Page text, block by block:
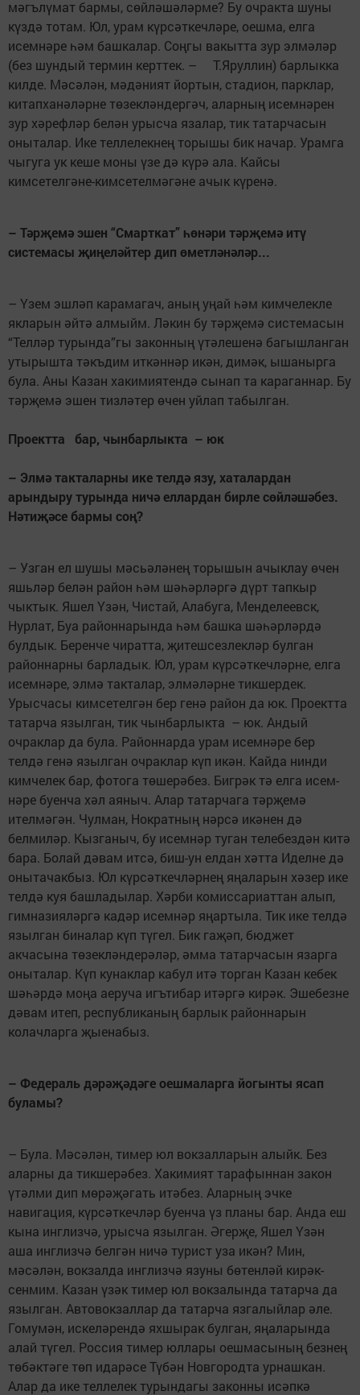
мәгълүмат бармы, сөй­лә­шәләрме? Бу очракта шуны
күздә тотам. Юл, урам күрсәткечләре, оешма, елга
исемнәре һәм башкалар. Соңгы вакытта зур элмәләр
(без шундый термин керттек. – Т.Яруллин) барлыкка
килде. Мә­сәлән, мәдәният йортын, стадион, парклар,
китапханәләрне төзек­ләндергәч, аларның исемнәрен
зур хәрефләр белән урысча язалар, тик татарчасын
оныталар. Ике теллелекнең торышы бик начар. Урамга
чыгуга ук кеше моны үзе дә күрә ала. Кайсы
кимсетелгәне-кимсетелмәгәне ачык күренә.
– Тәрҗемә эшен “Смарткат” һөнәри тәрҗемә итү
системасы җиңеләйтер дип өметләнәләр...
– Үзем эшләп карамагач, аның уңай һәм кимчелекле
якларын әйтә алмыйм. Ләкин бу тәрҗемә сис­темасын
“Телләр турында”гы законның үтәлешенә багышланган
утырышта тәкъдим иткәннәр икән, димәк, ышанырга
була. Аны Казан хакимиятендә сынап та караганнар. Бу
тәрҗемә эшен тизләтер өчен уйлап табылган.
Проектта бар, чынбарлыкта – юк
– Элмә такталарны ике телдә язу, хаталардан
арындыру турында ничә еллардан бирле сөй­ләшәбез.
Нәтиҗәсе бармы соң?
– Узган ел шушы мәсьәләнең торышын ачыклау өчен
яшьләр белән район һәм шәһәрләргә дүрт тапкыр
чыктык. Яшел Үзән, Чистай, Алабуга, Менделеевск,
Нурлат, Буа районнарында һәм башка шә­һәрләрдә
булдык. Беренче чиратта, җитешсезлекләр булган
районнарны барладык. Юл, урам күр­сәткечләрне, елга
исемнәре, элмә такталар, элмәләрне тикшердек.
Урысчасы кимсетелгән бер генә район да юк. Проектта
татарча язылган, тик чынбарлыкта – юк. Андый
очраклар да була. Районнарда урам исемнәре бер
телдә генә язылган очраклар күп икән. Кайда нинди
кимчелек бар, фотога тө­шерәбез. Бигрәк тә елга исем­
нәре буенча хәл аяныч. Алар татарчага тәрҗемә
ителмәгән. Чулман, Нок­ратның нәрсә икәнен дә
белмиләр. Кызганыч, бу исемнәр туган те­лебездән китә
бара. Болай дәвам итсә, биш-ун елдан хәтта Иделне дә
онытачакбыз. Юл күр­сәткечләрнең яңаларын хәзер ике
телдә куя башладылар. Хәрби комиссариаттан алып,
гимназия­ләргә кадәр исем­нәр яңартыла. Тик ике телдә
язылган биналар күп түгел. Бик гаҗәп, бюджет
акчасына төзек­лән­дерәләр, әмма татарчасын язарга
оныталар. Күп кунаклар кабул итә торган Казан кебек
шә­һәрдә моңа аеруча игътибар итәр­гә кирәк. Эшебезне
дәвам итеп, республиканың барлык районнарын
колачларга җые­набыз.
– Федераль дәрәҗәдәге оешмаларга йогынты ясап
буламы?
– Була. Мәсәлән, тимер юл вокзалларын алыйк. Без
аларны да тикшерәбез. Хакимият тарафыннан закон
үтәлми дип мөрәҗәгать итә­без. Аларның эчке
навигация, күрсәткечләр буенча үз планы бар. Анда еш
кына инглизчә, урысча язылган. Әгерҗе, Яшел Үзән
аша инглизчә белгән ничә турист уза икән? Мин,
мәсәлән, вокзалда ин­глизчә язуны бөтенләй ки­рәк­
сенмим. Казан үзәк тимер юл вокзалында татарча да
язылган. Автовокзаллар да татарча язгалыйлар әле.
Гомумән, искеләрендә яхшырак булган, яңаларында
алай түгел. Россия тимер юллары оеш­масының безнең
төбәктәге төп идарәсе Түбән Новгородта урнашкан.
Алар да ике теллелек турындагы законны исәпкә